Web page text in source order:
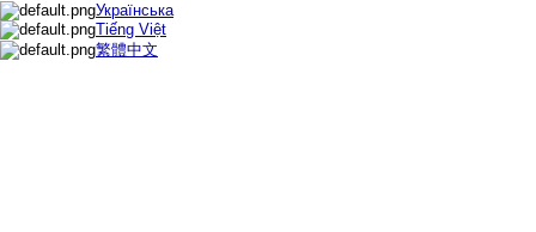
Українська
Tiếng Việt
繁體中文